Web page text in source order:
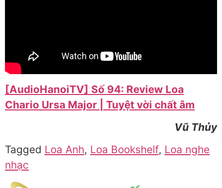
[AudioHanoiTV] Số 94: Review Loa
Chario Ursa Major | Tuyệt vời chất âm
Vũ Thủy
Tagged Loa Anh, Loa Bookshelf, Loa nghe
nhạc